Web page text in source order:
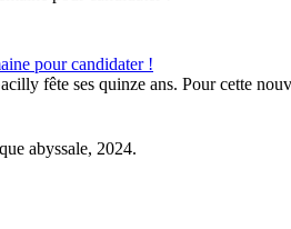
pour candidater !
fête ses quinze ans. Pour cette
abyssale, 2024.